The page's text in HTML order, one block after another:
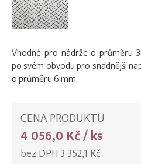
Vhodné pro nádrže o průměru
po svém obvodu pro snadnější
o průměru 6 mm.
CENA PRODUKTU
4 056,0 Kč / ks
bez DPH 3 352,1 Kč